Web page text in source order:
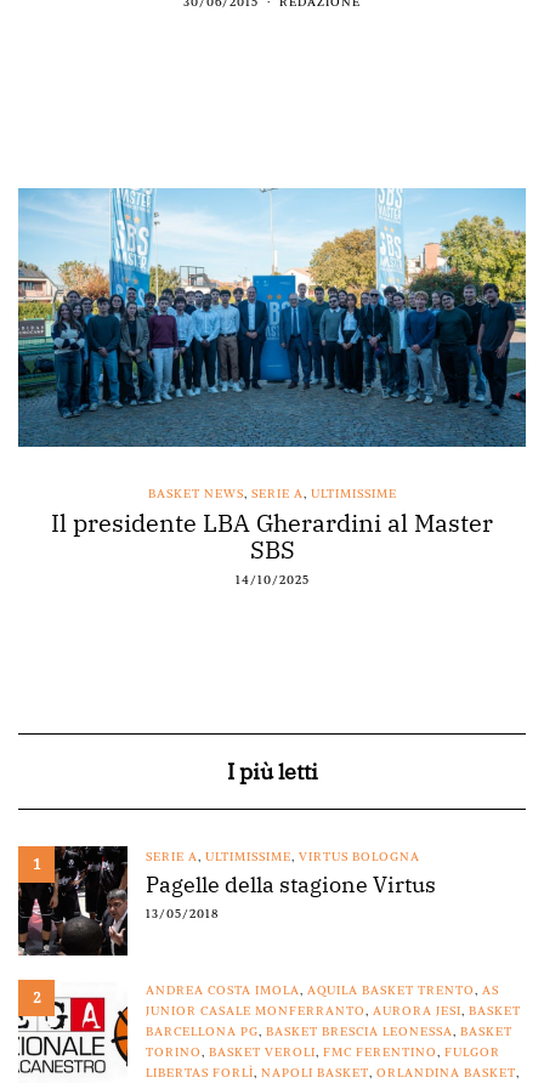
BASKET NEWS, SERIE A, ULTIMISSIME
Il presidente LBA Gherardini al Master
SBS
14/10/2025
I più letti
1 SERIE A, ULTIMISSIME, VIRTUS BOLOGNA
Pagelle della stagione Virtus
13/05/2018
2 ANDREA COSTA IMOLA, AQUILA BASKET TRENTO, AS
JUNIOR CASALE MONFERRANTO, AURORA JESI, BASKET
BARCELLONA PG, BASKET BRESCIA LEONESSA, BASKET
TORINO, BASKET VEROLI, FMC FERENTINO, FULGOR
LIBERTAS FORLÌ, NAPOLI BASKET, ORLANDINA BASKET,